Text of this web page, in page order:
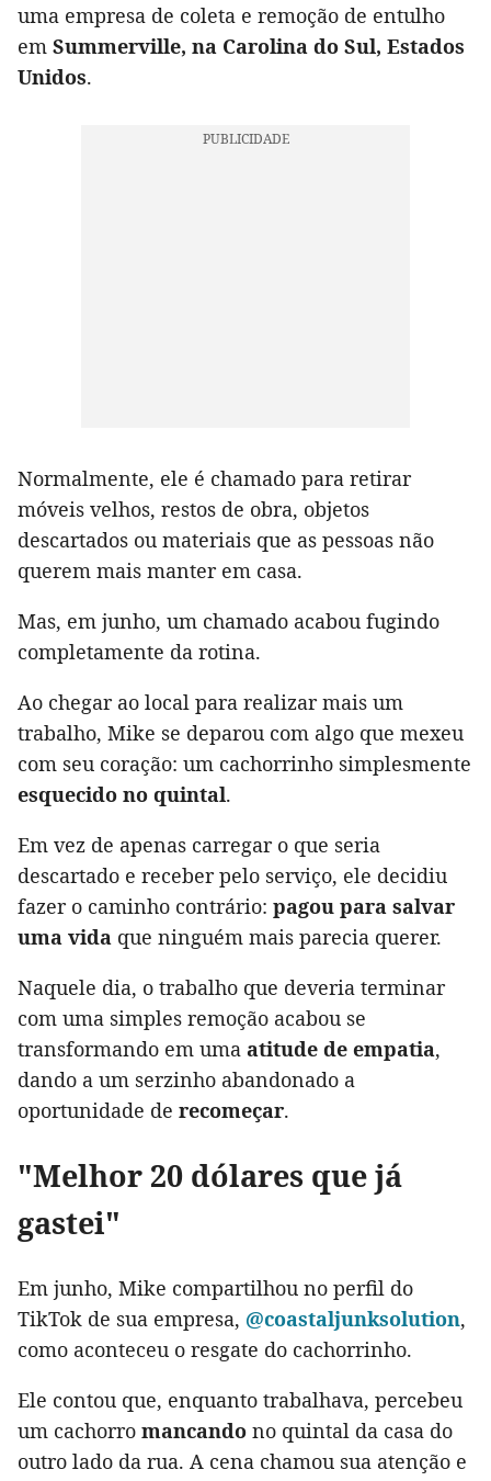
uma empresa de coleta e remoção de entulho
em Summerville, na Carolina do Sul, Estados
Unidos.
Normalmente, ele é chamado para retirar
móveis velhos, restos de obra, objetos
descartados ou materiais que as pessoas não
querem mais manter em casa.
Mas, em junho, um chamado acabou fugindo
completamente da rotina.
Ao chegar ao local para realizar mais um
trabalho, Mike se deparou com algo que mexeu
com seu coração: um cachorrinho simplesmente
esquecido no quintal.
Em vez de apenas carregar o que seria
descartado e receber pelo serviço, ele decidiu
fazer o caminho contrário: pagou para salvar
uma vida que ninguém mais parecia querer.
Naquele dia, o trabalho que deveria terminar
com uma simples remoção acabou se
transformando em uma atitude de empatia,
dando a um serzinho abandonado a
oportunidade de recomeçar.
"Melhor 20 dólares que já
gastei"
Em junho, Mike compartilhou no perfil do
TikTok de sua empresa, @coastaljunksolution,
como aconteceu o resgate do cachorrinho.
Ele contou que, enquanto trabalhava, percebeu
um cachorro mancando no quintal da casa do
outro lado da rua. A cena chamou sua atenção e